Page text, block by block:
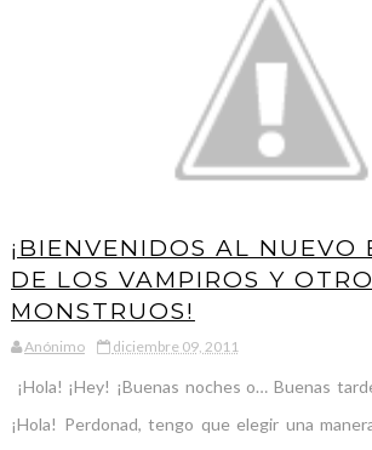
¡BIENVENIDOS AL NUEVO
DE LOS VAMPIROS Y
MONSTRUOS!
Anónimo diciembre 09, 2011
¡Hola! ¡Hey! ¡Buenas noches o… Buenas
¡Hola! Perdonad, tengo que elegir una